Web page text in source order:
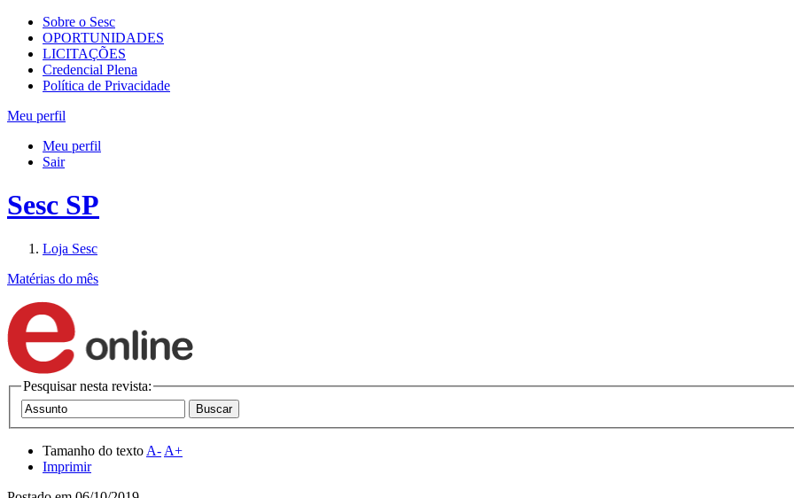
Sobre o Sesc
OPORTUNIDADES
LICITAÇÕES
Credencial Plena
Política de Privacidade
Meu perfil
Meu perfil
Sair
Sesc SP
Loja Sesc
Matérias do mês
Pesquisar nesta revista:
Tamanho do texto A- A+
Imprimir